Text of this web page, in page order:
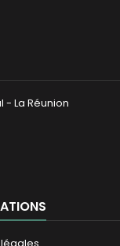
- La Réunion